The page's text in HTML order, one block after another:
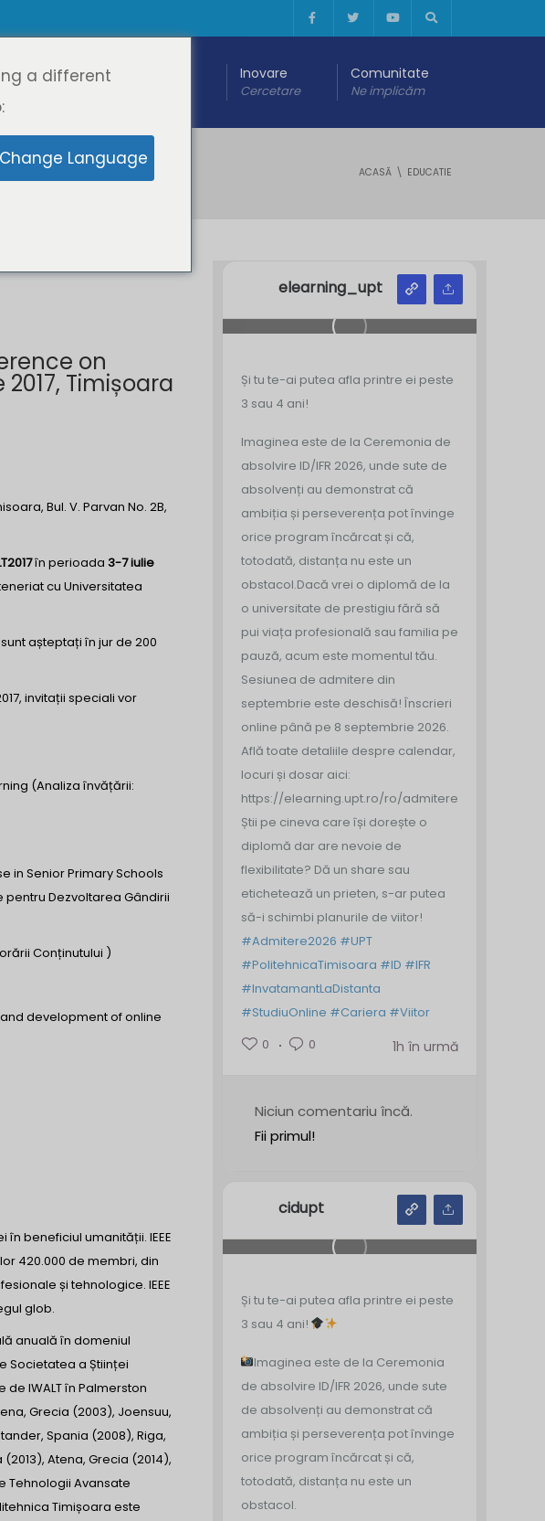
Educație digitală Inovare
Cercetare
Comunitate
Ne implicăm
ACASĂ EDUCATIE
on
Timișoara
Bul. V. Parvan No. 2B,
în perioada 3-7 iulie
cu Universitatea
așteptați în jur de 200
invitații speciali vor
(Analiza învățării:
in Senior Primary Schools
pentru Dezvoltarea Gândirii
Conținutului )
development of online
beneficiul umanității. IEEE
420.000 de membri, din
și tehnologice. IEEE
glob.
anuală în domeniul
Societatea a Științei
IWALT în Palmerston
Grecia (2003), Joensuu,
Spania (2008), Riga,
(2013), Atena, Grecia (2014),
Tehnologii Avansate
Timișoara este
elearning_upt
Și tu te-ai putea afla printre ei peste
3 sau 4 ani!
Imaginea este de la Ceremonia de
absolvire ID/IFR 2026, unde sute de
absolvenți au demonstrat că
ambiția și perseverența pot învinge
orice program încărcat și că,
totodată, distanța nu este un
obstacol.Dacă vrei o diplomă de la
o universitate de prestigiu fără să
pui viața profesională sau familia pe
pauză, acum este momentul tău.
Sesiunea de admitere din
septembrie este deschisă! Înscrieri
online până pe 8 septembrie 2026.
Află toate detaliile despre calendar,
locuri și dosar aici:
https://elearning.upt.ro/ro/admitere/
Știi pe cineva care își dorește o
diplomă dar are nevoie de
flexibilitate? Dă un share sau
etichetează un prieten, s-ar putea
să-i schimbi planurile de viitor!
#Admitere2026 #UPT
#PolitehnicaTimisoara #ID #IFR
#InvatamantLaDistanta
#StudiuOnline #Cariera #Viitor
0
0 1h în urmă
Niciun comentariu încă.
Fii primul!
cidupt
Și tu te-ai putea afla printre ei peste
3 sau 4 ani!
Imaginea este de la Ceremonia
de absolvire ID/IFR 2026, unde sute
de absolvenți au demonstrat că
ambiția și perseverența pot învinge
orice program încărcat și că,
totodată, distanța nu este un
obstacol.
a different
Change Language